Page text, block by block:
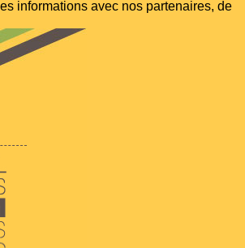
informations avec nos partenaires, de